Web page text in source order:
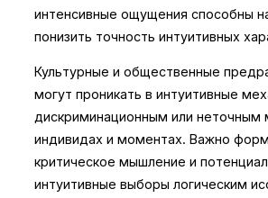
интенсивные ощущения способны
понизить точность интуитивных
Культурные и общественные
могут проникать в интуитивные
дискриминационным или неточным
индивидах и моментах. Важно
критическое мышление и
интуитивные выборы логическим